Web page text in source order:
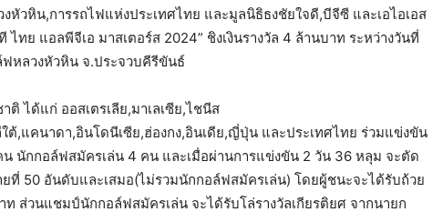
หัวหิน,การรถไฟแห่งประเทศไทย และมูลนิธิธงชัยใจดี,บีจีซี และเอไอเอส
ไทย แอลพีจีเอ มาสเตอร์ส 2024” ชิงเงินรางวัล 4 ล้านบาท ระหว่างวันที่
หลวงหัวหิน จ.ประจวบคีรีขันธ์
ได้แก่ ออสเตรเลีย,มาเลเซีย,ไชนีส
ต้,แคนาดา,อินโดนีเซีย,ฮ่องกง,อินเดีย,ญี่ปุ่น และประเทศไทย ร่วมแข่งขัน
นักกอล์ฟสมัครเล่น 4 คน และเมื่อผ่านการแข่งขัน 2 วัน 36 หลุม จะตัด
ที่ 50 อันดับและเสมอ(ไม่รวมนักกอล์ฟสมัครเล่น) โดยผู้ชนะจะได้รับถ้วย
ท ส่วนแชมป์นักกอล์ฟสมัครเล่น จะได้รับโล่รางวัลเกียรติยศ จากนายก